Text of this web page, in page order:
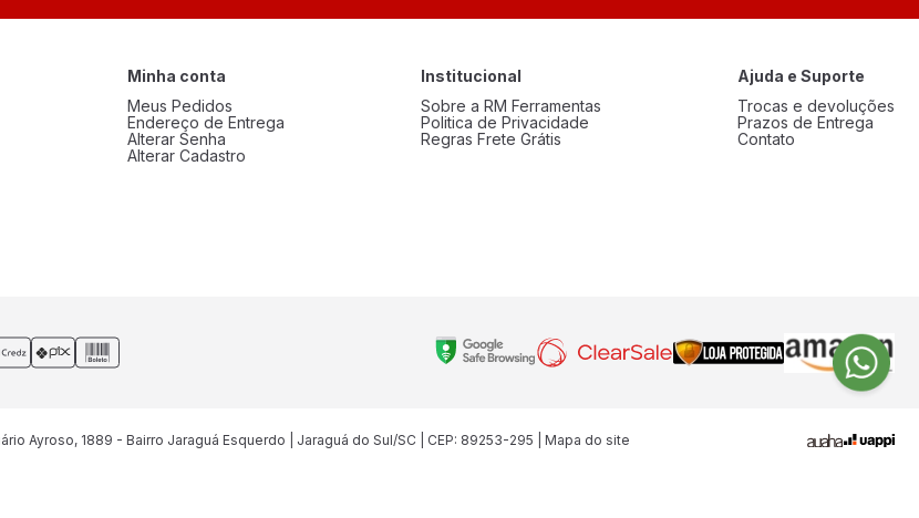
Minha conta
Meus Pedidos
Endereço de Entrega
Alterar Senha
Alterar Cadastro
Institucional
Sobre a RM Ferramentas
Politica de Privacidade
Regras Frete Grátis
Ajuda e Suporte
Trocas e devoluções
Prazos de Entrega
Contato
Ayroso, 1889 - Bairro Jaraguá Esquerdo | Jaraguá do Sul/SC | CEP: 89253-295 | Mapa do site